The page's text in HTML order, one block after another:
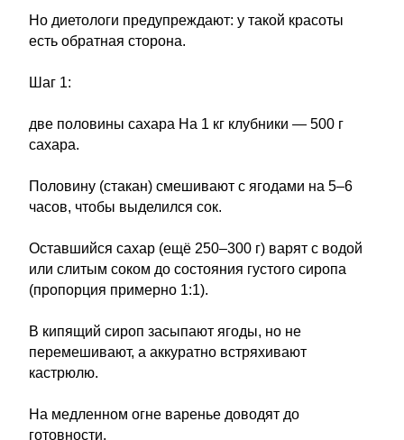
Но диетологи предупреждают: у такой красоты
есть обратная сторона.
Шаг 1:
две половины сахара На 1 кг клубники — 500 г
сахара.
Половину (стакан) смешивают с ягодами на 5–6
часов, чтобы выделился сок.
Оставшийся сахар (ещё 250–300 г) варят с водой
или слитым соком до состояния густого сиропа
(пропорция примерно 1:1).
В кипящий сироп засыпают ягоды, но не
перемешивают, а аккуратно встряхивают
кастрюлю.
На медленном огне варенье доводят до
готовности.